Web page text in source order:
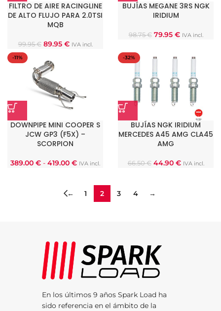
FILTRO DE AIRE RACINGLINE
DE ALTO FLUJO PARA 2.0TSI
MQB
99.95€ 89.95 € IVA incl.
BUJÍAS MEGANE 3RS NGK
IRIDIUM
98.75€ 79.95 € IVA incl.
-11%
DOWNPIPE MINI COOPER S
JCW GP3 (F5X) –
SCORPION
389.00 € - 419.00 € IVA incl.
-32%
BUJÍAS NGK IRIDIUM
MERCEDES A45 AMG CLA45
AMG
66.50€ 44.90 € IVA incl.
← 1 2 3 4 →
En los últimos 9 años Spark Load ha
sido referencia en el ámbito de la